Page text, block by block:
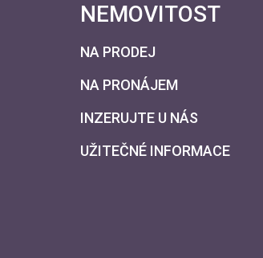
NEMOVITOST
NA PRODEJ
NA PRONÁJEM
INZERUJTE U NÁS
UŽITEČNÉ INFORMACE